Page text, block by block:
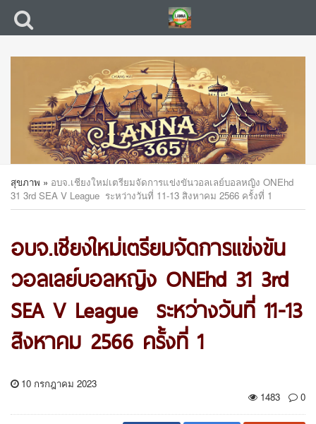
สุขภาพ » อบจ.เชียงใหม่เตรียมจัดการแข่งขันวอลเลย์บอลหญิง ONEhd
31 3rd SEA V League ระหว่างวันที่ 11-13 สิงหาคม 2566 ครั้งที่ 1
อบจ.เชียงใหม่เตรียมจัดการแข่งขัน
วอลเลย์บอลหญิง ONEhd 31 3rd
SEA V League ระหว่างวันที่ 11-13
สิงหาคม 2566 ครั้งที่ 1
10 กรกฎาคม 2023
1483
0